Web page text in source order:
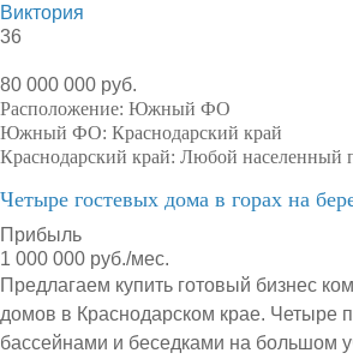
Виктория
36
80 000 000 руб.
Расположение: Южный ФО
Южный ФО: Краснодарский край
Краснодарский край: Любой населенный
Четыре гостевых дома в горах на
Прибыль
1 000 000 руб./мес.
Предлагаем купить готовый бизнес
домов в Краснодарском крае. Четыре
бассейнами и беседками на большом